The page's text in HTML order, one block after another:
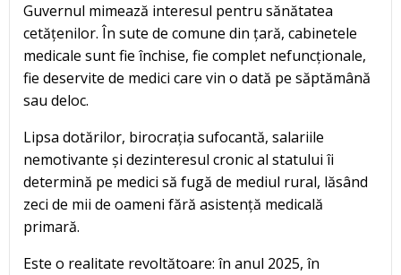
Guvernul mimează interesul pentru sănătatea
cetățenilor. În sute de comune din țară, cabinetele
medicale sunt fie închise, fie complet nefuncționale,
fie deservite de medici care vin o dată pe săptămână
sau deloc.
Lipsa dotărilor, birocrația sufocantă, salariile
nemotivante și dezinteresul cronic al statului îi
determină pe medici să fugă de mediul rural, lăsând
zeci de mii de oameni fără asistență medicală
primară.
Este o realitate revoltătoare: în anul 2025, în